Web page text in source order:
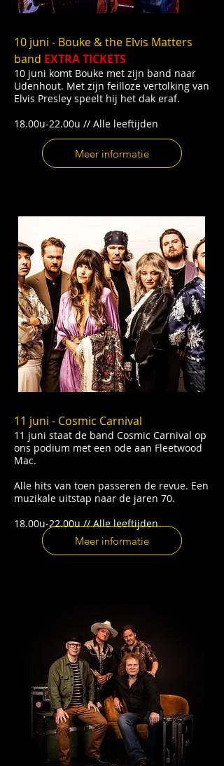
10 juni - Bouke & the Elvis Matters
band EXTRA TICKETS
10 juni komt Bouke met zijn band naar
Udenhout. Met zijn feilloze vertolking van
Elvis Presley speelt hij het dak eraf.
18.00u-22.00u // Alle leeftijden
Meer informatie
11 juni - Cosmic Carnival
11 juni staat de band Cosmic Carnival op
ons podium met een ode aan Fleetwood
Mac.
Alle hits van toen passeren de revue. Een
muzikale uitstap naar de jaren 70.
18.00u-22.00u // Alle leeftijden
Meer informatie